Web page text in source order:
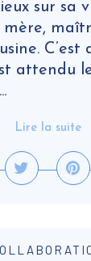
sur sa
mère,
C’est
attendu
Lire la suite